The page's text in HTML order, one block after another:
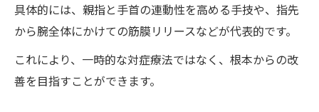
日常ケアの提案
腱鞘炎は整体院ワイルドボディの施術効果
で快適な指の動き
一回の整体院ワイルドボディの施術で親指が動
具体的には、親指と手首の連動性を高める手技や、指先
から腕全体にかけての筋膜リリースなどが代表的です。
これにより、一時的な対症療法ではなく、根本からの改
善を目指すことができます。